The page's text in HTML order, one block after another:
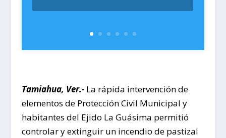
Tamiahua, Ver.-La rápida intervención de
elementos de Protección Civil Municipal y
habitantes del Ejido La Guásima permitió
controlar y extinguir un incendio de pastizal